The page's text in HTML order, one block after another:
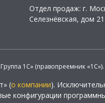
Отдел продаж: г.
Селезнёвская, дом 21
1С» (правопреемник
(о компании).
конфигурации